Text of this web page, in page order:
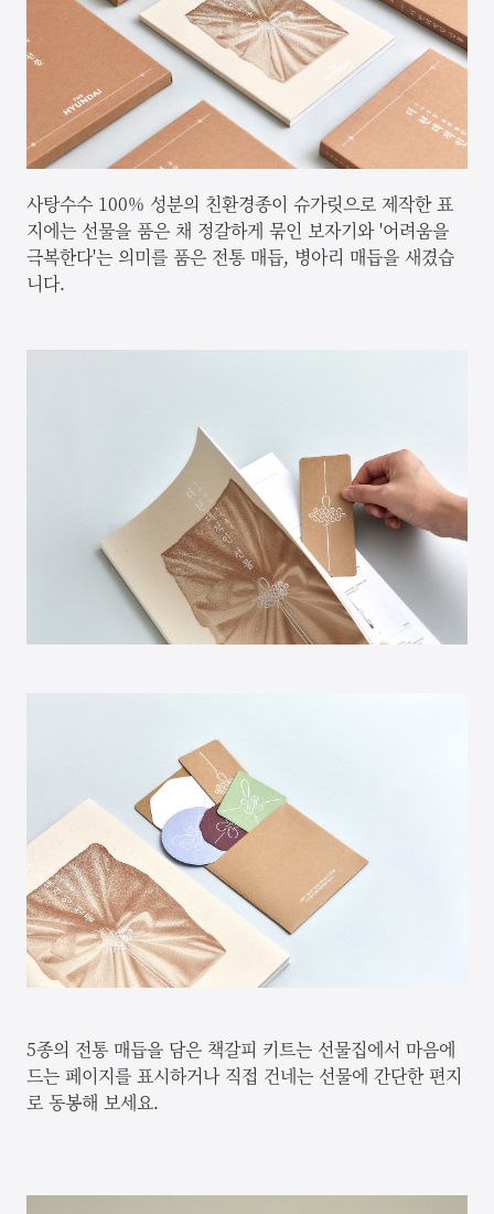
사탕수수 100% 성분의 친환경종이 슈가릿으로 제작한 표
지에는 선물을 품은 채 정갈하게 묶인 보자기와 '어려움을
극복한다'는 의미를 품은 전통 매듭, 병아리 매듭을 새겼습
니다.
5종의 전통 매듭을 담은 책갈피 키트는 선물집에서 마음에
드는 페이지를 표시하거나 직접 건네는 선물에 간단한 편지
로 동봉해 보세요.